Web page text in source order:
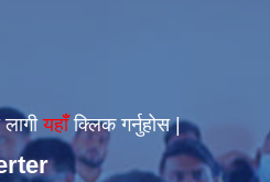
लागीयहाँँक्लिक गर्नुहोस |